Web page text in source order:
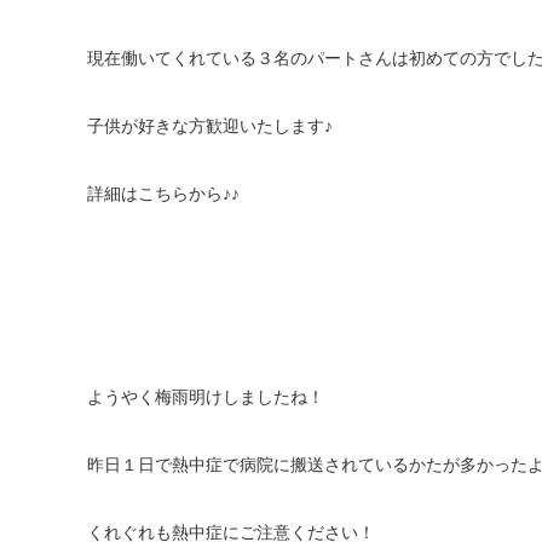
現在働いてくれている３名のパートさんは初めての方でした
子供が好きな方歓迎いたします♪
詳細はこちらから♪♪
ようやく梅雨明けしましたね！
昨日１日で熱中症で病院に搬送されているかたが多かったよ
くれぐれも熱中症にご注意ください！